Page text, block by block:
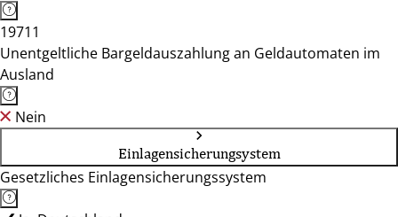
19711
Unentgeltliche Bargeldauszahlung an Geldautomaten im
Ausland
Nein
Einlagensicherungsystem
Gesetzliches Einlagensicherungssystem